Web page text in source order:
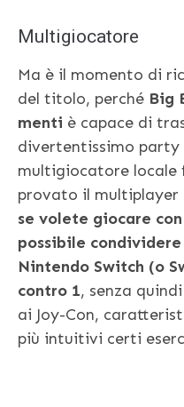
Multigiocatore
Ma è il momento di
del titolo, perché Big
menti è capace di
divertentissimo party
multigiocatore
provato il multiplayer
se volete giocare
possibile
Nintendo Switch (o
contro 1, senza
ai Joy-Con,
più intuitivi certi